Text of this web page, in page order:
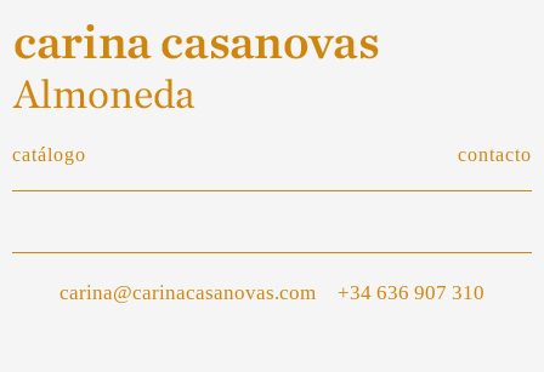
catálogo contacto
carina@carinacasanovas.com +34 636 907 310